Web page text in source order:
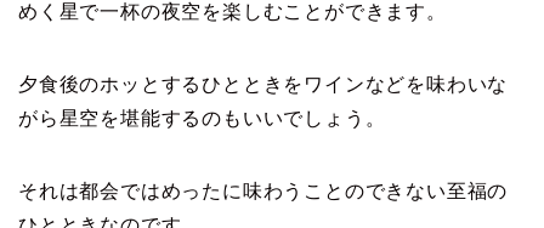
めく星で一杯の夜空を楽しむことができます。
夕食後のホッとするひとときをワインなどを味わいな
がら星空を堪能するのもいいでしょう。
それは都会ではめったに味わうことのできない至福の